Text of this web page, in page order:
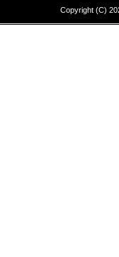
Copyright (C)